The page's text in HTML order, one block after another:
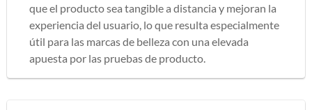
que el producto sea tangible a distancia y mejoran la
experiencia del usuario, lo que resulta especialmente
útil para las marcas de belleza con una elevada
apuesta por las pruebas de producto.